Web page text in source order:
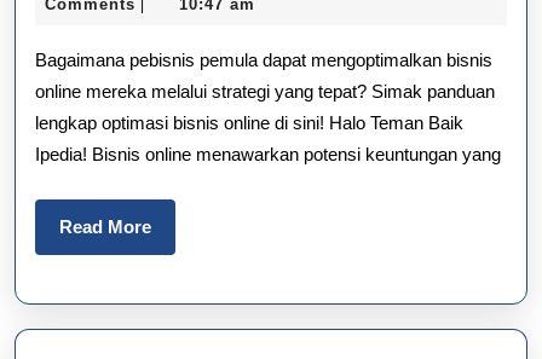
Untung:
3
Langkah
Wajib
Gagal
Comments
10:47 am
Bagaimana pebisnis pemula dapat mengoptimalkan bisnis
online mereka melalui strategi yang tepat? Simak panduan
lengkap optimasi bisnis online di sini! Halo Teman Baik
Ipedia! Bisnis online menawarkan potensi keuntungan yang
Read MoreRead
More